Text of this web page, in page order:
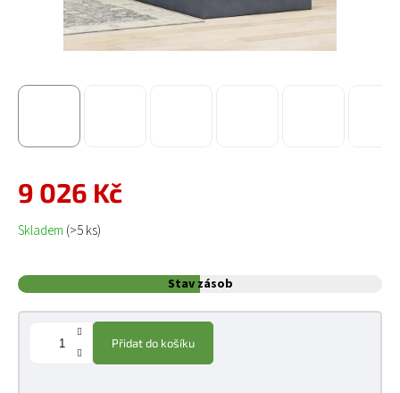
9 026 Kč
Měrná cena:
Skladem (>5 ks)
Stav zásob
Přidat do košíku